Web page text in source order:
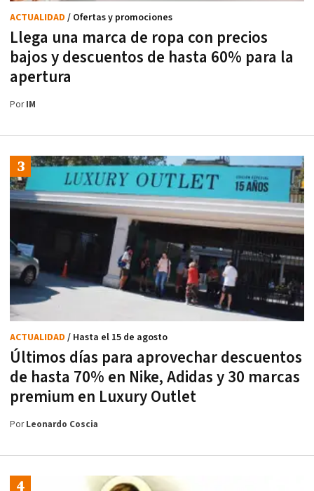
Llega una marca de ropa con precios
bajos y descuentos de hasta 60% para la
apertura
ACTUALIDAD / Ofertas y promociones
PorIM
Últimos días para aprovechar descuentos
de hasta 70% en Nike, Adidas y 30 marcas
premium en Luxury Outlet
ACTUALIDAD / Hasta el 15 de agosto
PorLeonardo Coscia